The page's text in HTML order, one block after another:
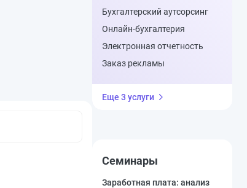
Бухгалтерский аутсорсинг
Онлайн-бухгалтерия
Электронная отчетность
Заказ рекламы
Еще 3 услуги
Семинары
Заработная плата: анализ